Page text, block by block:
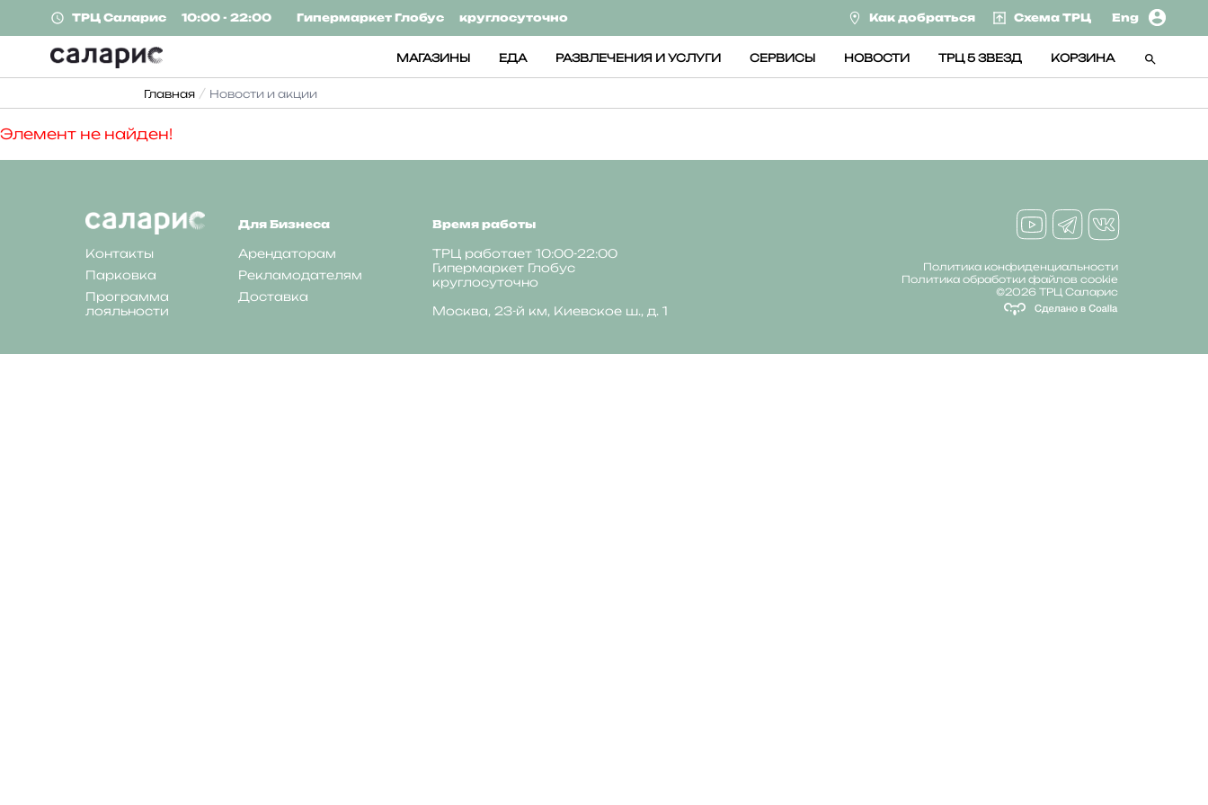
ТРЦ Саларис 10:00 - 22:00 Гипермаркет Глобус круглосуточно Как добраться Схема ТРЦ Eng
МАГАЗИНЫ ЕДА РАЗВЛЕЧЕНИЯ И УСЛУГИ СЕРВИСЫ НОВОСТИ ТРЦ 5 ЗВЕЗД КОРЗИНА
Главная Новости и акции
Элемент не найден!
Контакты
Парковка
Программа
лояльности
Для Бизнеса
Арендаторам
Рекламодателям
Доставка
Время работы
ТРЦ работает 10:00-22:00
Гипермаркет Глобус
круглосуточно
Москва, 23-й км, Киевское ш., д. 1
Политика конфиденциальности
Политика обработки файлов cookie
©2026 ТРЦ Саларис